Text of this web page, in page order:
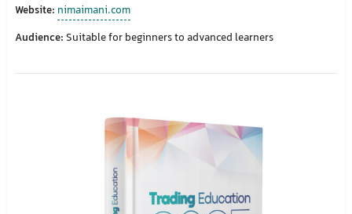
Website: nimaimani.com
Audience:Suitable for beginners to advanced learners